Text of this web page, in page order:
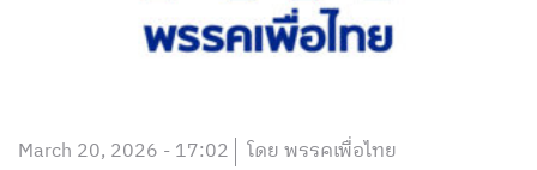
March 20, 2026 - 17:02 โดย พรรคเพื่อไทย